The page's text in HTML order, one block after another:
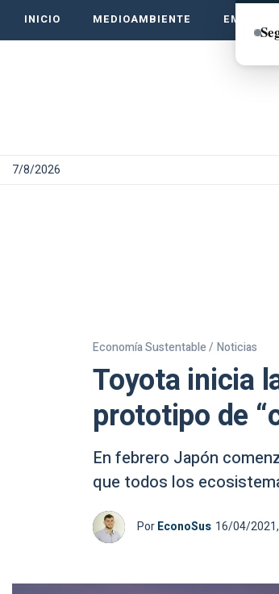
INICIO MEDIOAMBIENTE
7/8/2026
Economía Sustentable / Noticias
Toyota inicia
prototipo de
En febrero Japón
que todos los
PorEconoSus 16/04/